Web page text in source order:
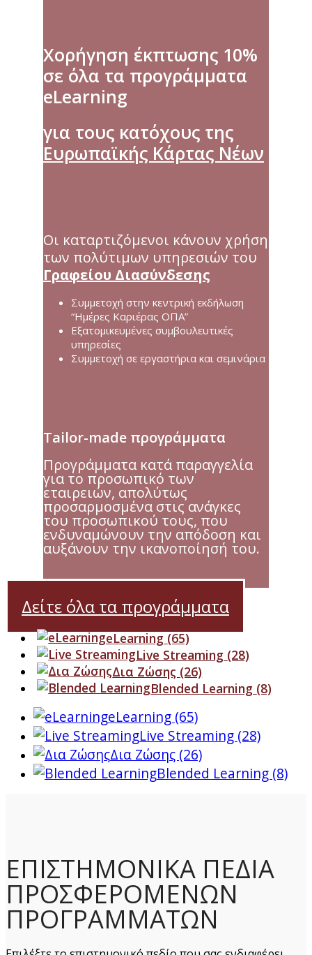
Χορήγηση έκπτωσης 10%
σε όλα τα προγράμματα
eLearning
για τους κατόχους της
Ευρωπαϊκής Κάρτας Νέων
Οι καταρτιζόμενοι κάνουν χρήση
των πολύτιμων υπηρεσιών του
Γραφείου Διασύνδεσης
Συμμετοχή στην κεντρική εκδήλωση
“Ημέρες Καριέρας ΟΠΑ”
Εξατομικευμένες συμβουλευτικές
υπηρεσίες
Συμμετοχή σε εργαστήρια και σεμινάρια
Tailor-made προγράμματα
Προγράμματα κατά παραγγελία
για το προσωπικό των
εταιρειών, απολύτως
προσαρμοσμένα στις ανάγκες
του προσωπικού τους, που
ενδυναμώνουν την απόδοση και
αυξάνουν την ικανοποίησή του.
Δείτε όλα τα προγράμματα
eLearning (65)
Live Streaming (28)
Δια Ζώσης (26)
Blended Learning (8)
eLearning (65)
Live Streaming (28)
Δια Ζώσης (26)
Blended Learning (8)
ΕΠΙΣΤΗΜΟΝΙΚΑ ΠΕΔΙΑ
ΠΡΟΣΦΕΡΟΜΕΝΩΝ
ΠΡΟΓΡΑΜΜΑΤΩΝ